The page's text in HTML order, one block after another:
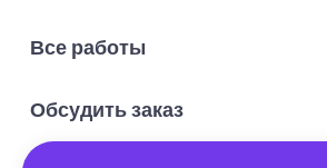
Все работы
Обсудить заказ